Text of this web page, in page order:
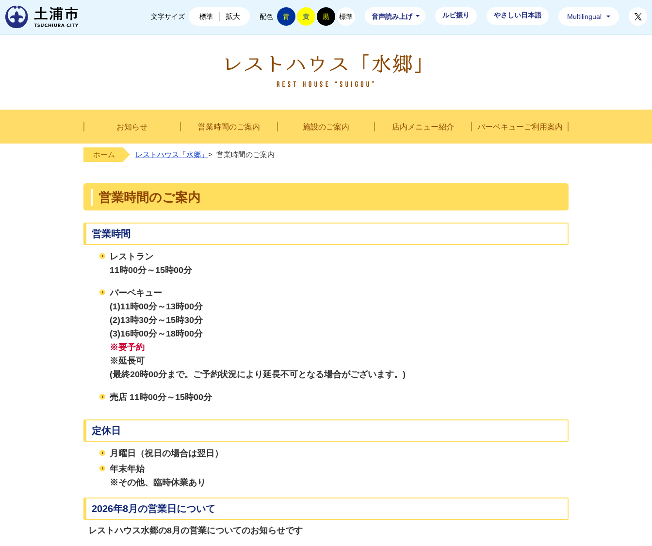
文字サイズ 標準 拡大 配色 青 黄 黒 標準 音声読み上げ ルビ振り やさしい日本語 Multilingual
お知らせ 営業時間のご案内 施設のご案内 店内メニュー紹介 バーベキューご利用案内
ホーム レストハウス「水郷」 > 営業時間のご案内
営業時間のご案内
営業時間
レストラン
11時00分～15時00分
バーベキュー
(1)11時00分～13時00分
(2)13時30分～15時30分
(3)16時00分～18時00分
※要予約
※延長可
(最終20時00分まで。ご予約状況により延長不可となる場合がございます。)
売店 11時00分～15時00分
定休日
月曜日（祝日の場合は翌日）
年末年始
※その他、臨時休業あり
2026年8月の営業日について
レストハウス水郷の8月の営業についてのお知らせです